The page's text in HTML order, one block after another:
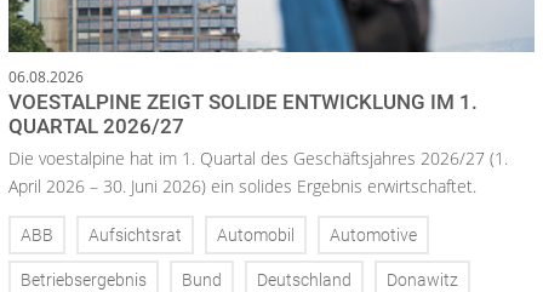
06.08.2026
VOESTALPINE ZEIGT SOLIDE ENTWICKLUNG IM 1.
QUARTAL 2026/27
Die voestalpine hat im 1. Quartal des Geschäftsjahres 2026/27 (1.
April 2026 – 30. Juni 2026) ein solides Ergebnis erwirtschaftet.
ABB Aufsichtsrat Automobil Automotive
Betriebsergebnis Bund Deutschland Donawitz